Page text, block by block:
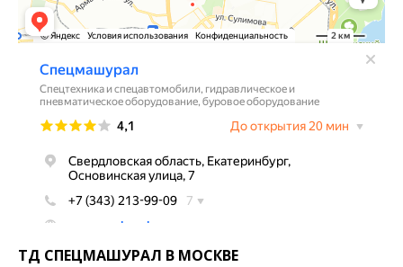
ТД СПЕЦМАШУРАЛ В МОСКВЕ